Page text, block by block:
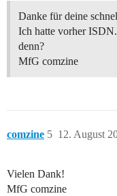
Danke für deine
Ich hatte vorher
denn?
MfG comzine
comzine 12. August
5
Vielen Dank!
MfG comzine